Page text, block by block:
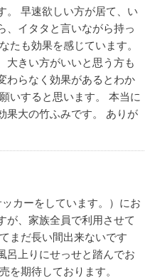
早速欲しい方が居て、い
、イタタと言いながら持っ
たも効果を感じています。
大きい方がいいと思う方も
わらなく効果があるとわか
いすると思います。
本当に
大の竹ふみです。
ありが
カーをしています。）にお
が、家族全員で利用させて
まだ長い間出来ないです
呂上りにせっせと踏んでお
を期待しております。